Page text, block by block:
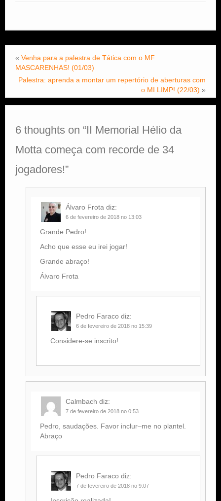
« Venha para a palestra de Tática com o MF
MASCARENHAS! (01/03)
Palestra: aprenda a montar um repertório de aberturas com
o MI LIMP! (22/03) »
6 thoughts on “II Memorial Hélio da
Motta começa com recorde de 34
jogadores!”
Álvaro Frota diz:
6 de fevereiro de 2018 no 13:03
Grande Pedro!
Acho que esse eu irei jogar!
Grande abraço!
Álvaro Frota
Pedro Faraco diz:
6 de fevereiro de 2018 no 15:39
Considere-se inscrito!
Calmbach diz:
7 de fevereiro de 2018 no 0:53
Pedro, saudações. Favor inclur–me no plantel.
Abraço
Pedro Faraco diz:
7 de fevereiro de 2018 no 9:07